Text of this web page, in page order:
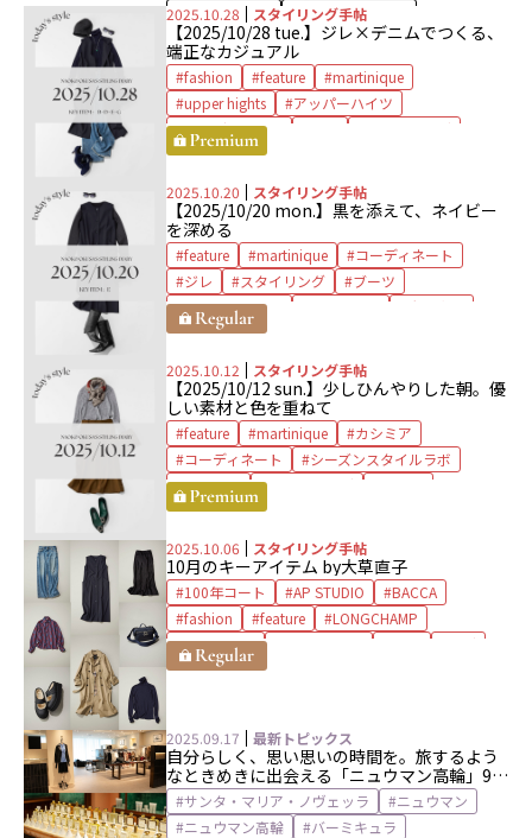
Spick & Span
THE STORE by C
UNITED ARROWS
ウィム ガゼット
エーピー ストゥディオ
キャバン
コーディネート
ザ ストア バイ シー
スタイリスト
スナップ
スピック＆スパン
ニュウマン高輪
ユナイテッドアローズ
2025.10.28 スタイリング手帖
【2025/10/28 tue.】ジレ×デニムでつくる、
端正なカジュアル
fashion feature
martinique
upper hights
アッパーハイツ
コーディネート
スタイリング
デニム
マルティニーク
2025.10.20 スタイリング手帖
【2025/10/20 mon.】黒を添えて、ネイビー
を深める
feature martinique
コーディネート
ジレ
スタイリング
ブーツ
マルティニーク
大草直子
2025.10.12 スタイリング手帖
【2025/10/12 sun.】少しひんやりした朝。優
しい素材と色を重ねて
feature martinique
カシミア
コーディネート
シーズンスタイルラボ
スカート
スタイリング
ポロニット
2025.10.06
スタイリング手帖
10月のキーアイテム by大草直子
100年コート AP STUDIO
BACCA
fashion
feature
LONGCHAMP
martinique
アグ
アンドスタジオ
デニム
トレンチコート バッカ
バッグ
ブラウス
マルティニーク
メリージェーン
ロンシャン
着回し
2025.09.17 最新トピックス
自分らしく、思い思いの時間を。旅するよう
なときめきに出会える「ニュウマン高輪」9月
12日（金）にオープン！
サンタ・マリア・ノヴェッラ
ニュウマン
ニュウマン高輪
バーミキュラ